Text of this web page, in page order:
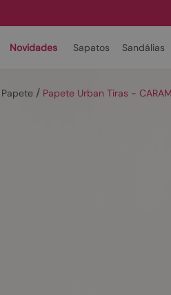
Novidades Sapatos Sandálias
Papete Papete Urban Tiras -